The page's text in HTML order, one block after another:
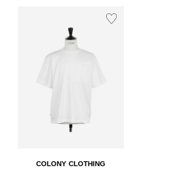
COLONY CLOTHING